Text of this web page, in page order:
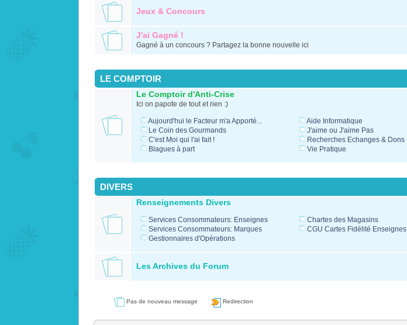
Jeux & Concours
J'ai Gagné !
Gagné à un concours ? Partagez la bonne nouvelle ici
LE COMPTOIR
Le Comptoir d'Anti-Crise
Ici on papote de tout et rien :)
Aujourd'hui le Facteur m'a Apporté...
Le Coin des Gourmands
C'est Moi qui l'ai fait !
Blagues à part
Aide Informatique
J'aime ou J'aime Pas
Recherches Echanges & Dons
Vie Pratique
DIVERS
Renseignements Divers
Services Consommateurs: Enseignes
Services Consommateurs: Marques
Gestionnaires d'Opérations
Chartes des Magasins
CGU Cartes Fidélité Enseignes
Les Archives du Forum
Pas de nouveau message Redirection